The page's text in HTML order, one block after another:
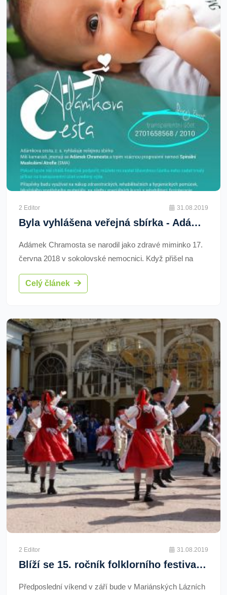
2 Editor 31.08.2019
Byla vyhlášena veřejná sbírka - Adámkova cesta
Adámek Chramosta se narodil jako zdravé miminko 17.
června 2018 v sokolovské nemocnici. Když přišel na
svět, vážil skoro 3,6 kg a měřil 50 cm. Pro rodiče,
maminku Kláru a tatínka Samuela, to byl nejšťastnější
Celý článek
2 Editor 31.08.2019
Blíží se 15. ročník folklorního festivalu Mariánského Podzimu
Předposlední víkend v září bude v Mariánských Lázních